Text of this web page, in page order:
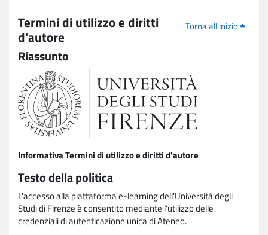
Torna all'inizio
Termini di utilizzo e diritti
d'autore
Riassunto
Informativa Termini di utilizzo e diritti d'autore
Testo della politica
L'accesso alla piattaforma e-learning dell'Università degli
Studi di Firenze è consentito mediante l'utilizzo delle
credenziali di autenticazione unica di Ateneo.